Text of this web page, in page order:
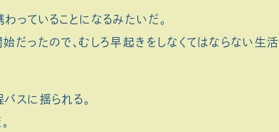
っていることになるみたいだ。
ったので、むしろ早起きをしなくてはならない生活
スに揺られる。